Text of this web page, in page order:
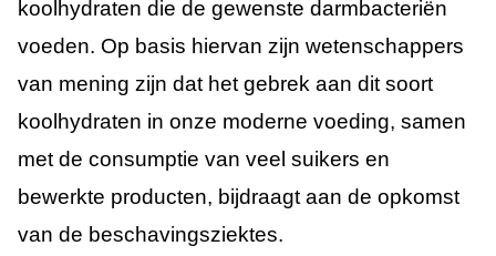
koolhydraten die de gewenste darmbacteriën
voeden. Op basis hiervan zijn wetenschappers
van mening zijn dat het gebrek aan dit soort
koolhydraten in onze moderne voeding, samen
met de consumptie van veel suikers en
bewerkte producten, bijdraagt aan de opkomst
van de beschavingsziektes.